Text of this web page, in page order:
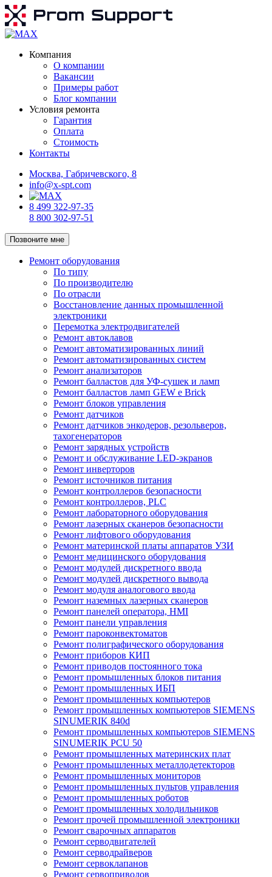
Компания
О компании
Вакансии
Примеры работ
Блог компании
Условия ремонта
Гарантия
Оплата
Стоимость
Контакты
Москва, Габричевского, 8
info@x-spt.com
8 499 322-97-35
8 800 302-97-51
Позвоните мне
Ремонт оборудования
По типу
По производителю
По отрасли
Восстановление данных промышленной
электроники
Перемотка электродвигателей
Ремонт автоклавов
Ремонт автоматизированных линий
Ремонт автоматизированных систем
Ремонт анализаторов
Ремонт балластов для УФ-сушек и ламп
Ремонт балластов ламп GEW e Brick
Ремонт блоков управления
Ремонт датчиков
Ремонт датчиков энкодеров, резольверов,
тахогенераторов
Ремонт зарядных устройств
Ремонт и обслуживание LED-экранов
Ремонт инверторов
Ремонт источников питания
Ремонт контроллеров безопасности
Ремонт контроллеров, PLC
Ремонт лабораторного оборудования
Ремонт лазерных сканеров безопасности
Ремонт лифтового оборудования
Ремонт материнской платы аппаратов УЗИ
Ремонт медицинского оборудования
Ремонт модулей дискретного ввода
Ремонт модулей дискретного вывода
Ремонт модуля аналогового ввода
Ремонт наземных лазерных сканеров
Ремонт панелей оператора, HMI
Ремонт панели управления
Ремонт пароконвектоматов
Ремонт полиграфического оборудования
Ремонт приборов КИП
Ремонт приводов постоянного тока
Ремонт промышленных блоков питания
Ремонт промышленных ИБП
Ремонт промышленных компьютеров
Ремонт промышленных компьютеров SIEMENS
SINUMERIK 840d
Ремонт промышленных компьютеров SIEMENS
SINUMERIK PCU 50
Ремонт промышленных материнских плат
Ремонт промышленных металлодетекторов
Ремонт промышленных мониторов
Ремонт промышленных пультов управления
Ремонт промышленных роботов
Ремонт промышленных холодильников
Ремонт прочей промышленной электроники
Ремонт сварочных аппаратов
Ремонт серводвигателей
Ремонт серводрайверов
Ремонт сервоклапанов
Ремонт сервоприводов